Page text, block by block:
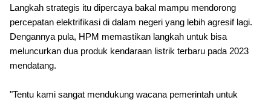
Langkah strategis itu dipercaya bakal mampu mendorong
percepatan elektrifikasi di dalam negeri yang lebih agresif lagi.
Dengannya pula, HPM memastikan langkah untuk bisa
meluncurkan dua produk kendaraan listrik terbaru pada 2023
mendatang.
"Tentu kami sangat mendukung wacana pemerintah untuk